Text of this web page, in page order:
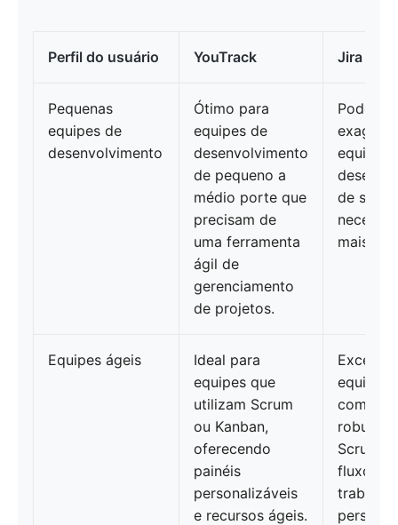
Perfil do usuário YouTrack Jira
Pequenas
equipes de
desenvolvimento
Ótimo para
equipes de
desenvolvimento
de pequeno a
médio porte que
precisam de
uma ferramenta
ágil de
gerenciamento
de projetos.
Pode
exagero
equipes
de
mais
Equipes ágeis
Ideal para
equipes que
utilizam Scrum
ou Kanban,
oferecendo
painéis
personalizáveis
e recursos ágeis.
equipes
com
robusto
Scrum,
fluxos
trabalho